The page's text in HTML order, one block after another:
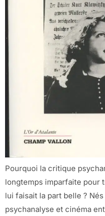
Pourquoi la critique
longtemps imparfaite pour
lui faisait la part belle ?
psychanalyse et cinéma